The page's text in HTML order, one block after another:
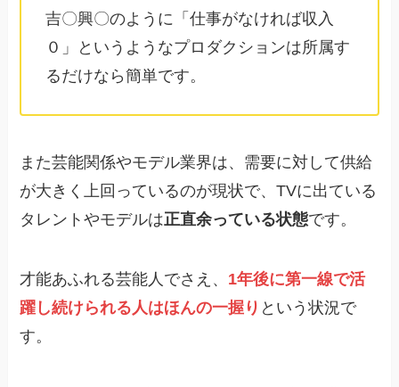
吉〇興〇のように「仕事がなければ収入
０」というようなプロダクションは所属す
るだけなら簡単です。
また芸能関係やモデル業界は、需要に対して供給
が大きく上回っているのが現状で、TVに出ている
タレントやモデルは正直余っている状態です。
才能あふれる芸能人でさえ、 1年後に第一線で活
躍し続けられる人はほんの一握り という状況で
す。